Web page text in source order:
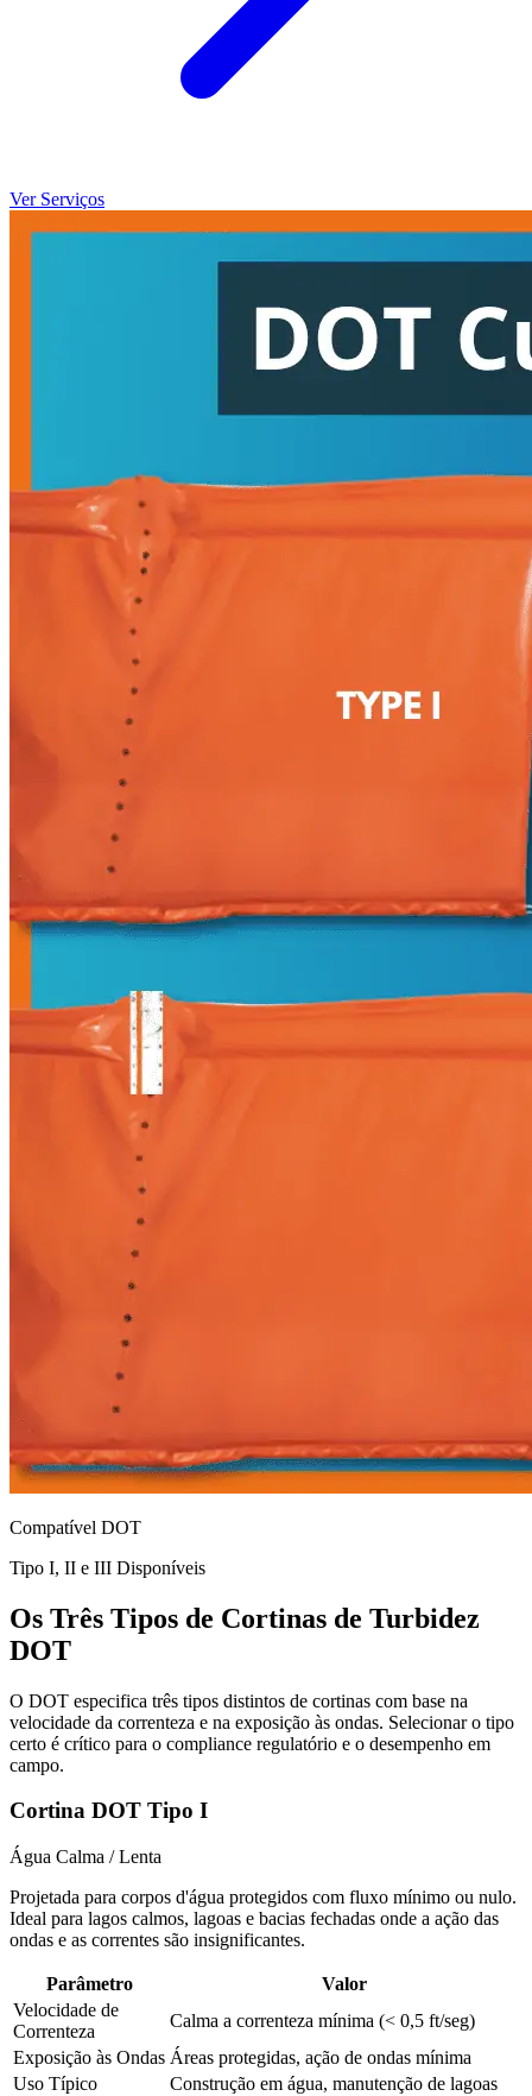
Ver Serviços
Compatível DOT
Tipo I, II e III Disponíveis
Os Três Tipos de Cortinas de Turbidez
DOT
O DOT especifica três tipos distintos de cortinas com base na
velocidade da correnteza e na exposição às ondas. Selecionar o tipo
certo é crítico para o compliance regulatório e o desempenho em
campo.
Cortina DOT Tipo I
Água Calma / Lenta
Projetada para corpos d'água protegidos com fluxo mínimo ou nulo.
Ideal para lagos calmos, lagoas e bacias fechadas onde a ação das
ondas e as correntes são insignificantes.
Parâmetro
Valor
Velocidade de
Correnteza
Calma a correnteza mínima (< 0,5 ft/seg)
Exposição às Ondas Áreas protegidas, ação de ondas mínima
Uso Típico
Construção em água, manutenção de lagoas